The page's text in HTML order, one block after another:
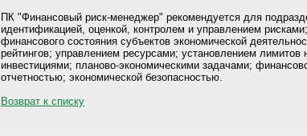
ПК "Финансовый риск-менеджер" рекомендуется для
идентификацией, оценкой, контролем и управлением
финансового состояния субъектов экономической
рейтингов; управлением ресурсами; установлением лимитов
инвестициями; планово-экономическими задачами;
отчетностью; экономической безопасностью.
Возврат к списку